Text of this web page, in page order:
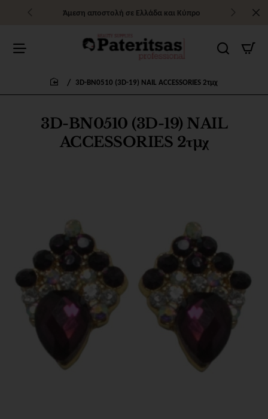
Άμεση αποστολή σε Ελλάδα και Κύπρο
3D-BN0510 (3D-19) NAIL
ACCESSORIES 2τμχ
3D-BN0510 (3D-19) NAIL ACCESSORIES 2τμχ